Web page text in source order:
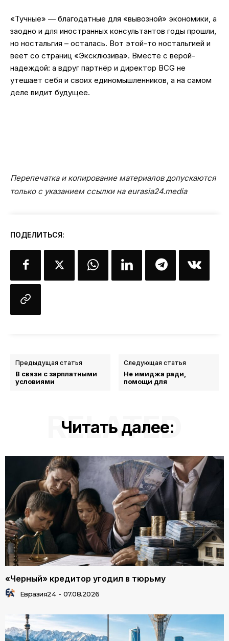
«Тучные» — благодатные для «вывозной» экономики, а
заодно и для иностранных консультантов годы прошли,
но ностальгия – осталась. Вот этой-то ностальгией и
веет со страниц «Эксклюзива». Вместе с верой-
надеждой: а вдруг партнёр и директор BCG не
утешает себя и своих единомышленников, а на самом
деле видит будущее.
Перепечатка и копирование материалов допускаются
только с указанием ссылки на eurasia24.media
ПОДЕЛИТЬСЯ:
Предыдущая статья
В связи с зарплатными
условиями
Следующая статья
Не имиджа ради,
помощи для
Читать далее:
RELATED
«Черный» кредитор угодил в тюрьму
Евразия24 - 07.08.2026